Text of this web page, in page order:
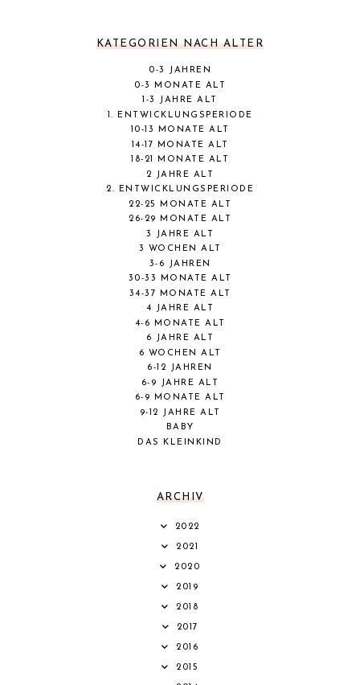
KATEGORIEN NACH ALTER
0-3 JAHREN
0-3 MONATE ALT
1-3 JAHRE ALT
1. ENTWICKLUNGSPERIODE
10-13 MONATE ALT
14-17 MONATE ALT
18-21 MONATE ALT
2 JAHRE ALT
2. ENTWICKLUNGSPERIODE
22-25 MONATE ALT
26-29 MONATE ALT
3 JAHRE ALT
3 WOCHEN ALT
3-6 JAHREN
30-33 MONATE ALT
34-37 MONATE ALT
4 JAHRE ALT
4-6 MONATE ALT
6 JAHRE ALT
6 WOCHEN ALT
6-12 JAHREN
6-9 JAHRE ALT
6-9 MONATE ALT
9-12 JAHRE ALT
BABY
DAS KLEINKIND
ARCHIV
2022
2021
2020
2019
2018
2017
2016
2015